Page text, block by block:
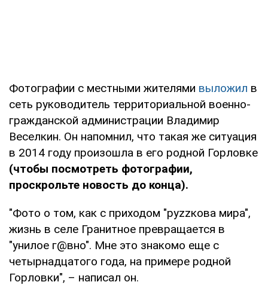
Фотографии с местными жителями выложил в
сеть руководитель территориальной военно-
гражданской администрации Владимир
Веселкин. Он напомнил, что такая же ситуация
в 2014 году произошла в его родной Горловке
(чтобы посмотреть фотографии,
проскрольте новость до конца).
"Фото о том, как с приходом "руzzкова мира",
жизнь в селе Гранитное превращается в
"унилое г@вно". Мне это знакомо еще с
четырнадцатого года, на примере родной
Горловки", – написал он.